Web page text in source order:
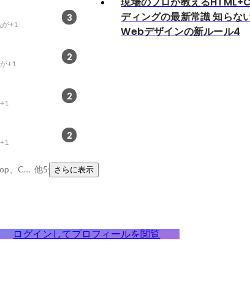
3
が+1
2
が+1
2
2
Javascript、Adobe Photoshop、CakePHP 他5件さらに表示
ディングの最新常識 知らな
Webデザインの新ルール4
ログインしてプロフィールを閲覧